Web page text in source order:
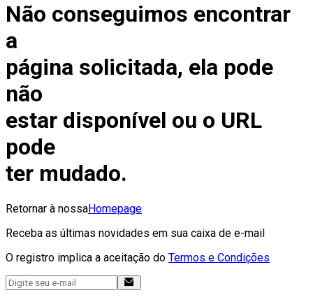
Não conseguimos encontrar
a
página solicitada, ela pode
não
estar disponível ou o URL
pode
ter mudado.
Retornar à nossaHomepage
Receba as últimas novidades em sua caixa de e-mail
O registro implica a aceitação do Termos e Condições